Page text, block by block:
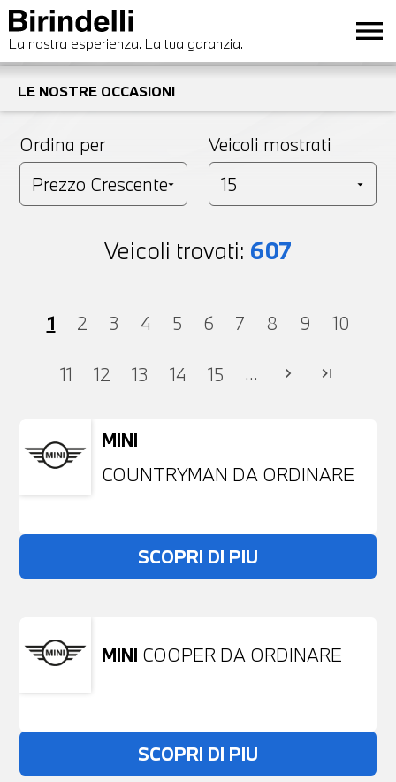
La nostra esperienza. La tua garanzia. menu
LE NOSTRE OCCASIONI
Ordina per Veicoli mostrati
Veicoli trovati: 607
1 2 3 4 5 6 7 8 9 10
11 12 13 14 15 ... chevron_right last_page
MINI
COUNTRYMAN DA ORDINARE
SCOPRI DI PIU
MINI COOPER DA ORDINARE
SCOPRI DI PIU